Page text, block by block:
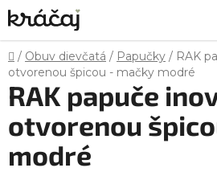
Prejsť
na
obsah
Domov
/ Obuv dievčatá / Papučky / RAK
otvorenou špicou - mačky modré
RAK papuče
otvorenou
modré